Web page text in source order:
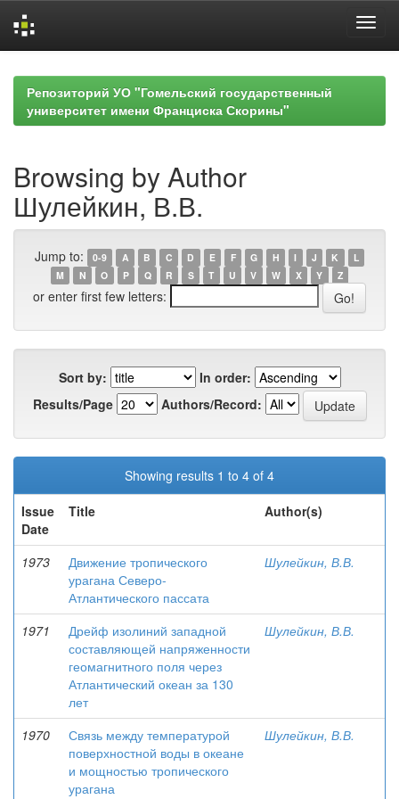
navigationРепозиторий УО "Гомельский государственный
университет имени Франциска Скорины"
Browsing by Author
Шулейкин, В.В.
Jump to: 0-9 A B C D E F G H I J K
L
M
N O P Q R S T U V W X Y Z
or enter first few letters:
Sort by:
In order:
Results/Page
Authors/Record:
Showing results 1 to 4 of 4
Issue
Date
Title Author(s)
1973
Движение тропического
урагана Северо-
Атлантического пассата
Шулейкин, В.В.
1971
Дрейф изолиний западной
составляющей напряженности
геомагнитного поля через
Атлантический океан за 130
лет
Шулейкин, В.В.
1970
Связь между температурой
поверхностной воды в океане
и мощностью тропического
урагана
Шулейкин, В.В.